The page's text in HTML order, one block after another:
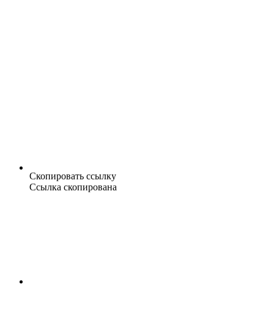
Скопировать ссылку
Ссылка скопирована